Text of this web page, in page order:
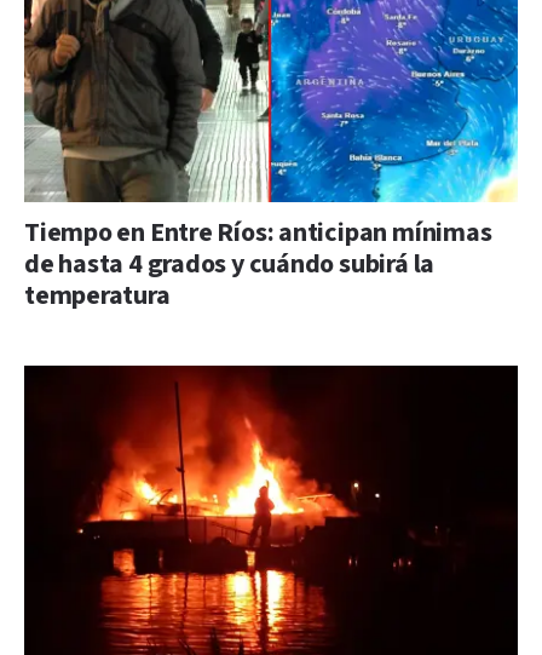
Tiempo en Entre Ríos: anticipan mínimas
de hasta 4 grados y cuándo subirá la
temperatura